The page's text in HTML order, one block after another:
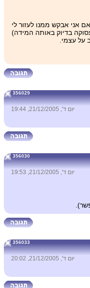
אני אבקש ממנו לעזור לי
בדיוק באותה המידה)
356029
יום ד', 21/12/2005, 19:44
356030
יום ד', 21/12/2005, 19:53
356033
יום ד', 21/12/2005, 20:02